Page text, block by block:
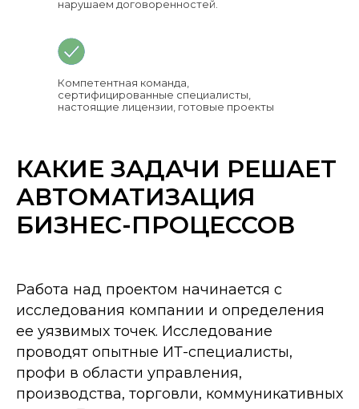
нарушаем договоренностей.
Компетентная команда,
сертифицированные специалисты,
настоящие лицензии, готовые проекты
КАКИЕ ЗАДАЧИ РЕШАЕТ
АВТОМАТИЗАЦИЯ
БИЗНЕС-ПРОЦЕССОВ
Работа над проектом начинается с
исследования компании и определения
ее уязвимых точек. Исследование
проводят опытные ИТ-специалисты,
профи в области управления,
производства, торговли, коммуникативных